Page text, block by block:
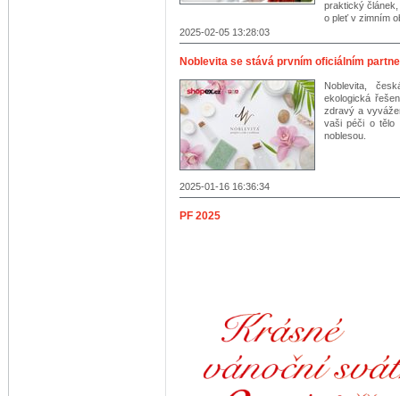
praktický
o pleť v zimním
2025-02-05 13:28:03
Noblevita se stává prvním oficiálním
Noblevita,
ekologická
zdravý a
vaši péči o tělo
noblesou.
2025-01-16 16:36:34
PF 2025